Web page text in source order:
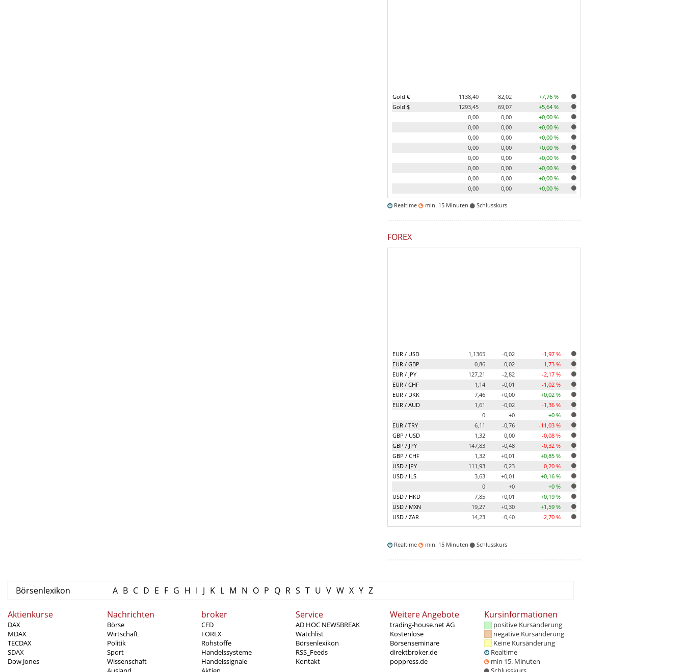
Gold € 1138,40 82,02
+7,76 %
Gold $
1293,45 69,07
+5,64 %
0,00
0,00
+0,00 %
0,00
0,00
+0,00 %
0,00
0,00
+0,00 %
0,00
0,00
+0,00 %
0,00
0,00
+0,00 %
0,00
0,00
+0,00 %
0,00
0,00
+0,00 %
0,00
0,00 +0,00 %
Realtime min. 15 Minuten Schlusskurs
FOREX
EUR / USD 1,1365 -0,02
-1,97 %
EUR / GBP
0,86 -0,02
-1,73 %
EUR / JPY
127,21 -2,82
-2,17 %
EUR / CHF
1,14 -0,01
-1,02 %
EUR / DKK
7,46 +0,00
+0,02 %
EUR / AUD
1,61 -0,02
-1,36 %
0
+0
+0 %
EUR / TRY
6,11 -0,76
-11,03 %
GBP / USD
1,32 0,00
-0,08 %
GBP / JPY
147,83 -0,48
-0,32 %
GBP / CHF
1,32 +0,01
+0,85 %
USD / JPY
111,93 -0,23
-0,20 %
USD / ILS
3,63 +0,01
+0,16 %
0
+0
+0 %
USD / HKD
7,85 +0,01
+0,19 %
USD / MXN
19,27 +0,30
+1,59 %
USD / ZAR
14,23 -0,40 -2,70 %
Realtime min. 15 Minuten Schlusskurs
Börsenlexikon A B C D E F G H I J K L M N O P Q R S T U V W X Y Z
Aktienkurse
DAX
MDAX
TECDAX
SDAX
Dow Jones
Nachrichten
Börse
Wirtschaft
Politik
Sport
Wissenschaft
broker
CFD
FOREX
Rohstoffe
Handelssysteme
Handelssignale
Service
AD HOC NEWSBREAK
Watchlist
Börsenlexikon
RSS_Feeds
Kontakt
Weitere Angebote
trading-house.net AG
Kostenlose
Börsenseminare
direktbroker.de
poppress.de
Kursinformationen
positive Kursänderung
negative Kursänderung
Keine Kursänderung
Realtime
min 15. Minuten